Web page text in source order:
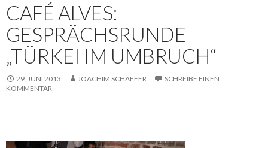
CAFÉ ALVES:
GESPRÄCHSRUNDE
„TÜRKEI IM UMBRUCH“
29. JUNI 2013 JOACHIM SCHAEFER
SCHREIBE EINEN
KOMMENTAR